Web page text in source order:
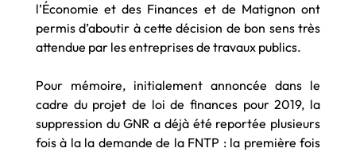
l’Économie et des Finances et de Matignon ont
permis d’aboutir à cette décision de bon sens très
attendue par les entreprises de travaux publics.
Pour mémoire, initialement annoncée dans le
cadre du projet de loi de finances pour 2019, la
suppression du GNR a déjà été reportée plusieurs
fois à la la demande de la FNTP : la première fois